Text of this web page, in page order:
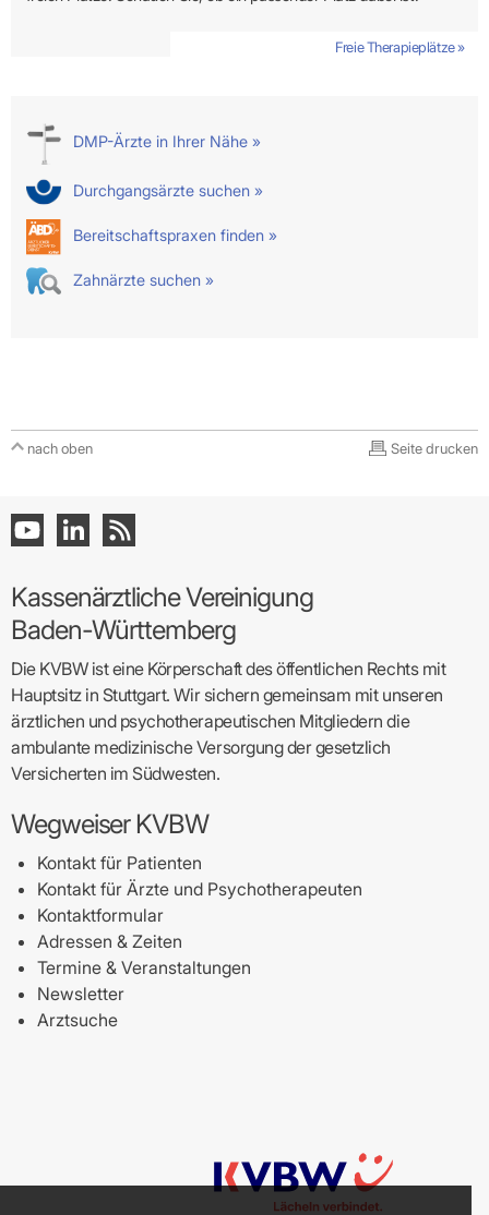
Freie Therapieplätze »
DMP-Ärzte in Ihrer Nähe »
Durchgangsärzte suchen »
Bereitschaftspraxen finden »
Zahnärzte suchen »
nach oben Seite drucken
Kassenärztliche Vereinigung
Baden-Württemberg
Die KVBW ist eine Körperschaft des öffentlichen Rechts mit
Hauptsitz in Stuttgart. Wir sichern gemeinsam mit unseren
ärztlichen und psychotherapeutischen Mitgliedern die
ambulante medizinische Versorgung der gesetzlich
Versicherten im Südwesten.
Wegweiser KVBW
Kontakt für Patienten
Kontakt für Ärzte und Psychotherapeuten
Kontaktformular
Adressen & Zeiten
Termine & Veranstaltungen
Newsletter
Arztsuche